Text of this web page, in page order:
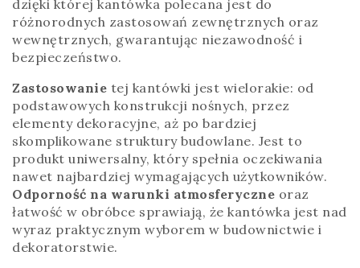
dzięki której kantówka polecana jest do
różnorodnych zastosowań zewnętrznych oraz
wewnętrznych, gwarantując niezawodność i
bezpieczeństwo.
Zastosowanie tej kantówki jest wielorakie: od
podstawowych konstrukcji nośnych, przez
elementy dekoracyjne, aż po bardziej
skomplikowane struktury budowlane. Jest to
produkt uniwersalny, który spełnia oczekiwania
nawet najbardziej wymagających użytkowników.
Odporność na warunki atmosferyczne oraz
łatwość w obróbce sprawiają, że kantówka jest nad
wyraz praktycznym wyborem w budownictwie i
dekoratorstwie.